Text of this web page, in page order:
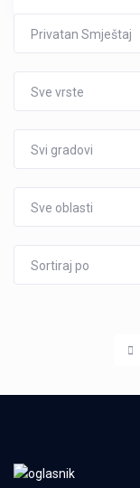
Privatan Smještaj
Sve vrste
Svi gradovi
Sve oblasti
Sortiraj po